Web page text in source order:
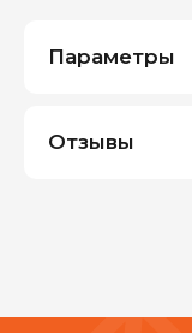
Параметры
Отзывы